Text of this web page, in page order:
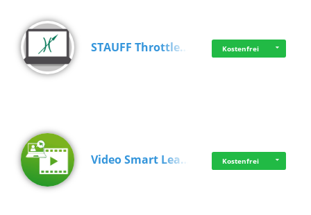
STAUFF Throttle… Kostenfrei
Video Smart Lea… Kostenfrei